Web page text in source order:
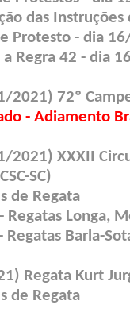
das
Protesto - dia
a Regra 42 - dia
2021) 72º
- Adiamento
2021) XXXII
SC)
de Regata
Regatas Longa,
Regatas Barla-
Regata Kurt
de Regata